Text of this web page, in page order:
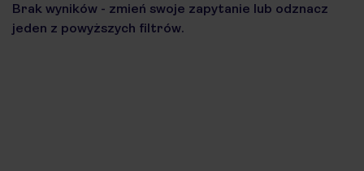
Brak wyników - zmień swoje zapytanie lub odznacz
jeden z powyższych filtrów.